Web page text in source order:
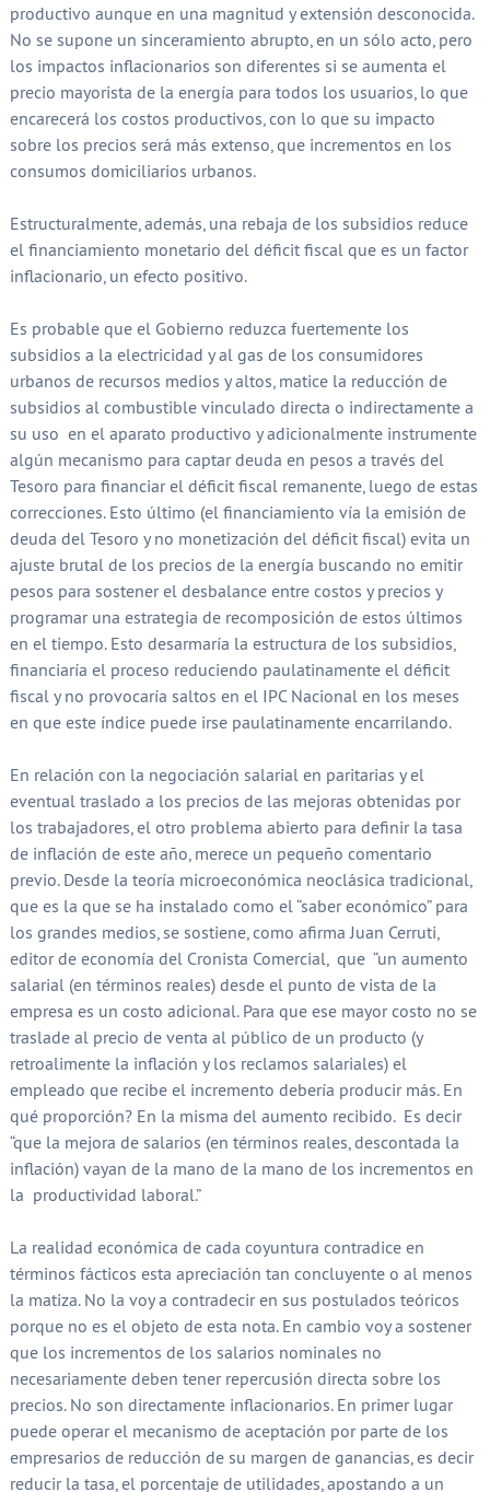
productivo aunque en una magnitud y extensión desconocida.
No se supone un sinceramiento abrupto, en un sólo acto, pero
los impactos inflacionarios son diferentes si se aumenta el
precio mayorista de la energía para todos los usuarios, lo que
encarecerá los costos productivos, con lo que su impacto
sobre los precios será más extenso, que incrementos en los
consumos domiciliarios urbanos.
Estructuralmente, además, una rebaja de los subsidios reduce
el financiamiento monetario del déficit fiscal que es un factor
inflacionario, un efecto positivo.
Es probable que el Gobierno reduzca fuertemente los
subsidios a la electricidad y al gas de los consumidores
urbanos de recursos medios y altos, matice la reducción de
subsidios al combustible vinculado directa o indirectamente a
su uso en el aparato productivo y adicionalmente instrumente
algún mecanismo para captar deuda en pesos a través del
Tesoro para financiar el déficit fiscal remanente, luego de estas
correcciones. Esto último (el financiamiento vía la emisión de
deuda del Tesoro y no monetización del déficit fiscal) evita un
ajuste brutal de los precios de la energía buscando no emitir
pesos para sostener el desbalance entre costos y precios y
programar una estrategia de recomposición de estos últimos
en el tiempo. Esto desarmaría la estructura de los subsidios,
financiaría el proceso reduciendo paulatinamente el déficit
fiscal y no provocaría saltos en el IPC Nacional en los meses
en que este índice puede irse paulatinamente encarrilando.
En relación con la negociación salarial en paritarias y el
eventual traslado a los precios de las mejoras obtenidas por
los trabajadores, el otro problema abierto para definir la tasa
de inflación de este año, merece un pequeño comentario
previo. Desde la teoría microeconómica neoclásica tradicional,
que es la que se ha instalado como el “saber económico” para
los grandes medios, se sostiene, como afirma Juan Cerruti,
editor de economía del Cronista Comercial, que “un aumento
salarial (en términos reales) desde el punto de vista de la
empresa es un costo adicional. Para que ese mayor costo no se
traslade al precio de venta al público de un producto (y
retroalimente la inflación y los reclamos salariales) el
empleado que recibe el incremento debería producir más. En
qué proporción? En la misma del aumento recibido. Es decir
“que la mejora de salarios (en términos reales, descontada la
inflación) vayan de la mano de la mano de los incrementos en
la productividad laboral.”
La realidad económica de cada coyuntura contradice en
términos fácticos esta apreciación tan concluyente o al menos
la matiza. No la voy a contradecir en sus postulados teóricos
porque no es el objeto de esta nota. En cambio voy a sostener
que los incrementos de los salarios nominales no
necesariamente deben tener repercusión directa sobre los
precios. No son directamente inflacionarios. En primer lugar
puede operar el mecanismo de aceptación por parte de los
empresarios de reducción de su margen de ganancias, es decir
reducir la tasa, el porcentaje de utilidades, apostando a un